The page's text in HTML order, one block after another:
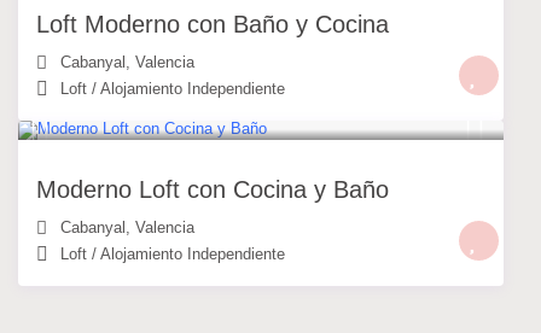
Loft Moderno con Baño y Cocina
Cabanyal ,Valencia
Loft /Alojamiento Independiente
Moderno Loft con Cocina y Baño
Cabanyal ,Valencia
Loft /Alojamiento Independiente